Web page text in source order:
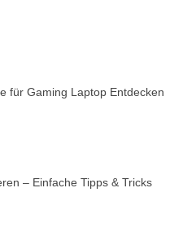
für Gaming Laptop Entdecken
– Einfache Tipps & Tricks